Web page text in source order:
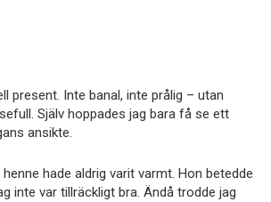
present. Inte banal, inte prålig – utan
Själv hoppades jag bara få se ett
ansikte.
hade aldrig varit varmt. Hon betedde
inte var tillräckligt bra. Ändå trodde jag